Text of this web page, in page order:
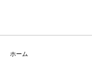
ホーム